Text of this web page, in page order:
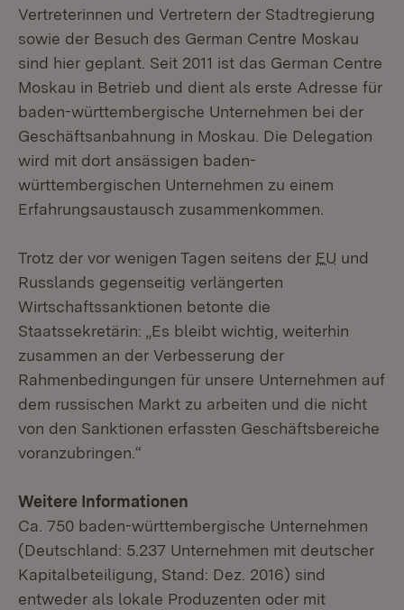
Vertreterinnen und Vertretern der Stadtregierung
sowie der Besuch des German Centre Moskau
sind hier geplant. Seit 2011 ist das German Centre
Moskau in Betrieb und dient als erste Adresse für
baden-württembergische Unternehmen bei der
Geschäftsanbahnung in Moskau. Die Delegation
wird mit dort ansässigen baden-
württembergischen Unternehmen zu einem
Erfahrungsaustausch zusammenkommen.
Trotz der vor wenigen Tagen seitens der EU und
Russlands gegenseitig verlängerten
Wirtschaftssanktionen betonte die
Staatssekretärin: „Es bleibt wichtig, weiterhin
zusammen an der Verbesserung der
Rahmenbedingungen für unsere Unternehmen auf
dem russischen Markt zu arbeiten und die nicht
von den Sanktionen erfassten Geschäftsbereiche
voranzubringen.“
Weitere Informationen
Ca. 750 baden-württembergische Unternehmen
(Deutschland: 5.237 Unternehmen mit deutscher
Kapitalbeteiligung, Stand: Dez. 2016) sind
entweder als lokale Produzenten oder mit